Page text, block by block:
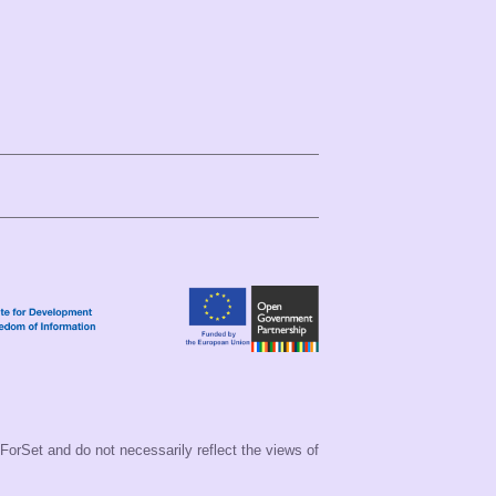
and do not necessarily reflect the views of